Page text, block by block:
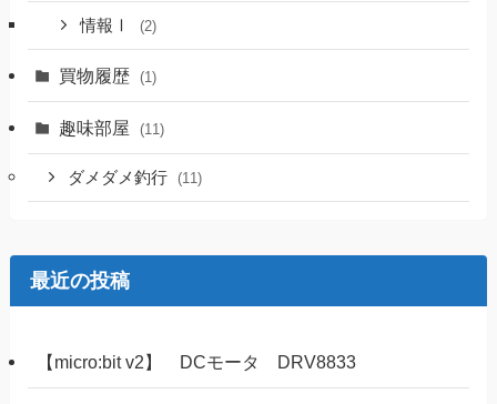
情報Ⅰ (2)
買物履歴 (1)
趣味部屋 (11)
ダメダメ釣行 (11)
最近の投稿
【micro:bit v2】 DCモータ DRV8833